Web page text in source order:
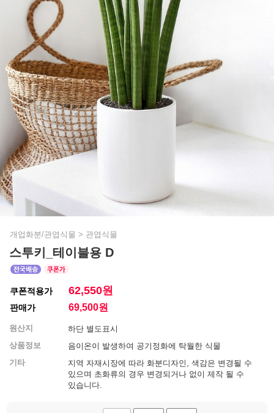
개업화분/관엽식물 > 관엽식물
스투키_테이블용 D
쿠폰적용가 62,550원
판매가 69,500원
원산지
하단 별도표시
상품정보
음이온이 발생하여 공기정화에 탁월한 식물
기타
지역 자재시장에 따라 화분디자인, 색감은 변경될 수
있으며 초화류의 경우 변경되거나 없이 제작 될 수
있습니다.